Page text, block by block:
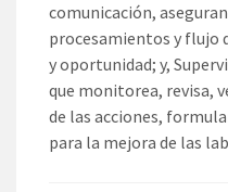
comunicación,
procesamientos y flujo
y oportunidad; y,
que monitorea, revisa,
de las acciones,
para la mejora de las